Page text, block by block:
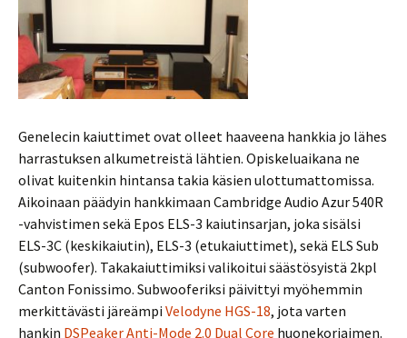
Genelecin kaiuttimet ovat olleet haaveena hankkia jo lähes
harrastuksen alkumetreistä lähtien. Opiskeluaikana ne
olivat kuitenkin hintansa takia käsien ulottumattomissa.
Aikoinaan päädyin hankkimaan Cambridge Audio Azur 540R
-vahvistimen sekä Epos ELS-3 kaiutinsarjan, joka sisälsi
ELS-3C (keskikaiutin), ELS-3 (etukaiuttimet), sekä ELS Sub
(subwoofer). Takakaiuttimiksi valikoitui säästösyistä 2kpl
Canton Fonissimo. Subwooferiksi päivittyi myöhemmin
merkittävästi järeämpi Velodyne HGS-18, jota varten
hankin DSPeaker Anti-Mode 2.0 Dual Core huonekorjaimen.